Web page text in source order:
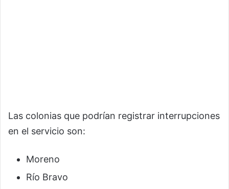
Las colonias que podrían registrar interrupciones
en el servicio son:
Moreno
Río Bravo